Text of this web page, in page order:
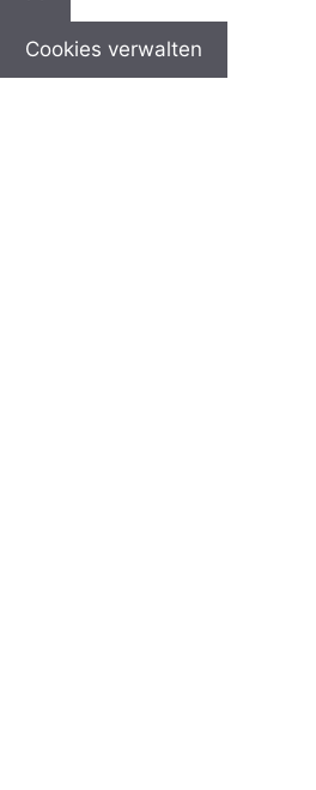
Schließen
Cookies verwalten